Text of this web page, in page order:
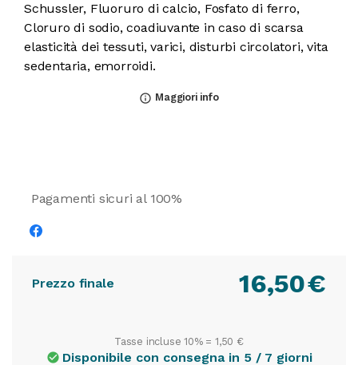
Schussler, Fluoruro di calcio, Fosfato di ferro,
Cloruro di sodio, coadiuvante in caso di scarsa
elasticità dei tessuti, varici, disturbi circolatori, vita
sedentaria, emorroidi.
info_outline Maggiori info
Pagamenti sicuri al 100%
Prezzo finale €
16,50
Tasse incluse 10% =1,50 €
check_circle Disponibile con consegna in 5 / 7 giorni